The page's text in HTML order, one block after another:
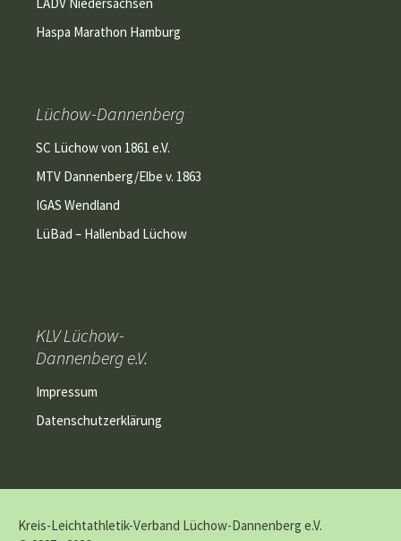
Haspa Marathon Hamburg
Lüchow-Dannenberg
SC Lüchow von 1861 e.V.
MTV Dannenberg/Elbe v. 1863
IGAS Wendland
LüBad – Hallenbad Lüchow
KLV Lüchow-
Dannenberg e.V.
Impressum
Datenschutzerklärung
Kreis-Leichtathletik-Verband Lüchow-Dannenberg e.V.